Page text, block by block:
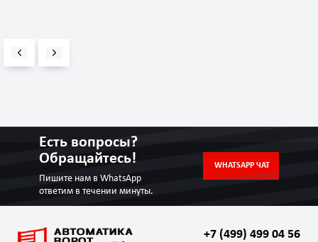
Есть вопросы?
Обращайтесь!
Пишите нам в WhatsApp
ответим в течении минуты.
WHATSAPP ЧАТ
+7 (499) 499 04 56